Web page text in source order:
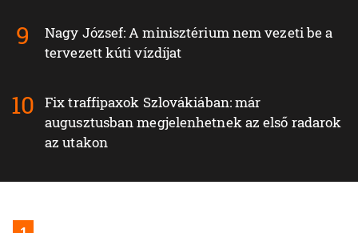
Nagy József: A minisztérium nem vezeti be a
tervezett kúti vízdíjat
Fix traffipaxok Szlovákiában: már
augusztusban megjelenhetnek az első radarok
az utakon